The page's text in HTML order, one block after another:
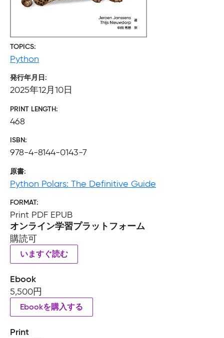
TOPICS
Python
発行年月日
2025年12月10日
PRINT LENGTH
468
ISBN
978-4-8144-0143-7
原書
Python Polars: The Definitive Guide
FORMAT
Print PDF EPUB
オンライン学習プラットフォーム
購読可
いますぐ読む
Ebook
5,500円
Ebookを購入する
Print